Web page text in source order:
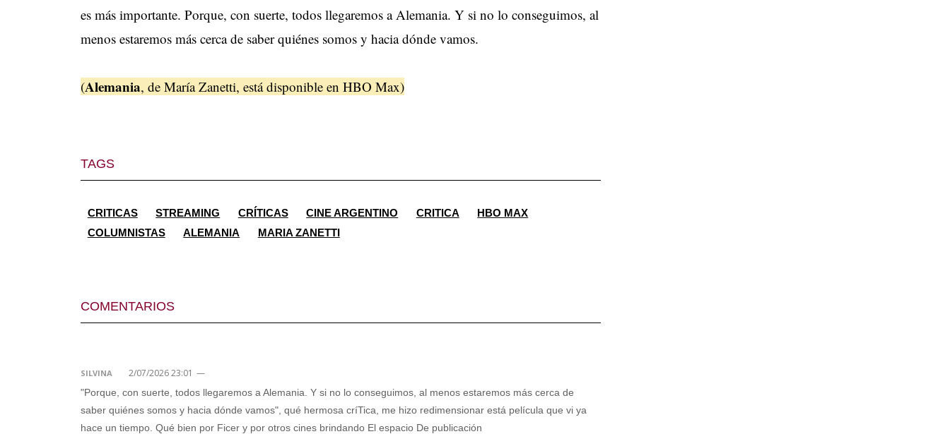
es más importante. Porque, con suerte, todos llegaremos a Alemania. Y si no lo conseguimos, al
menos estaremos más cerca de saber quiénes somos y hacia dónde vamos.
(Alemania, de María Zanetti, está disponible en HBO Max)
TAGS
CRITICAS STREAMING CRÍTICAS CINE ARGENTINO CRITICA
HBO MAX
COLUMNISTAS
ALEMANIA MARIA ZANETTI
COMENTARIOS
SILVINA 2/07/2026 23:01 —
"Porque, con suerte, todos llegaremos a Alemania. Y si no lo conseguimos, al menos estaremos más cerca de
saber quiénes somos y hacia dónde vamos", qué hermosa críTica, me hizo redimensionar está película que vi ya
hace un tiempo. Qué bien por Ficer y por otros cines brindando El espacio De publicación